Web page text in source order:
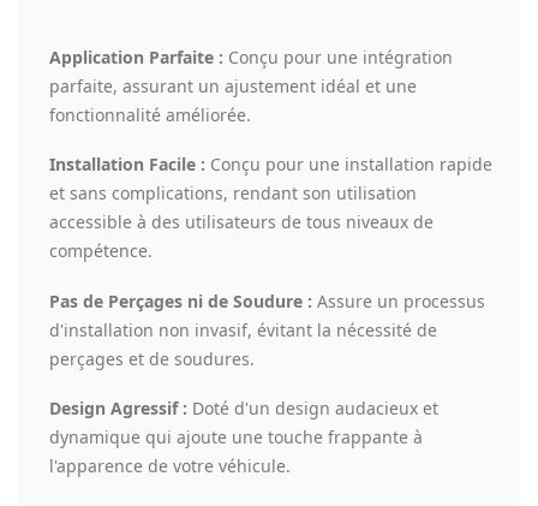
Application Parfaite : Conçu pour une intégration
parfaite, assurant un ajustement idéal et une
fonctionnalité améliorée.
Installation Facile : Conçu pour une installation rapide
et sans complications, rendant son utilisation
accessible à des utilisateurs de tous niveaux de
compétence.
Pas de Perçages ni de Soudure : Assure un processus
d'installation non invasif, évitant la nécessité de
perçages et de soudures.
Design Agressif : Doté d'un design audacieux et
dynamique qui ajoute une touche frappante à
l'apparence de votre véhicule.